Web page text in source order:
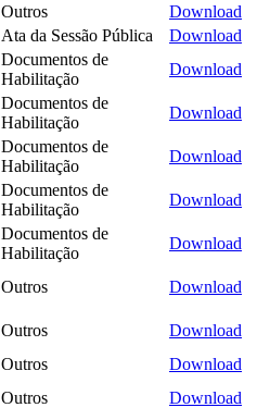
Outros
Download
Ata da Sessão Pública
Download
Documentos de
Habilitação
Download
Documentos de
Habilitação
Download
Documentos de
Habilitação
Download
Documentos de
Habilitação
Download
Documentos de
Habilitação
Download
Outros
Download
Outros
Download
Outros
Download
Outros
Download